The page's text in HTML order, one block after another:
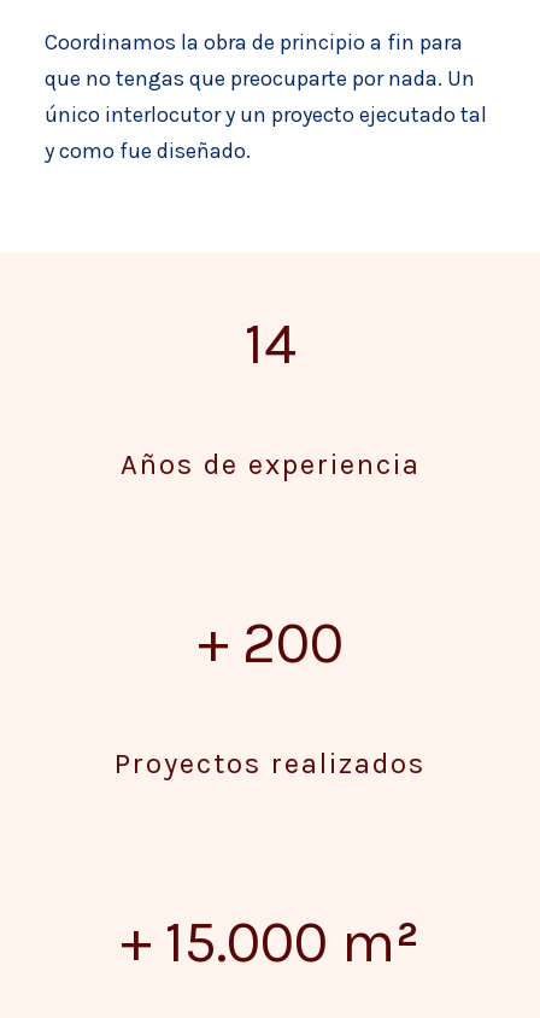
Coordinamos la obra de principio a fin para
que no tengas que preocuparte por nada. Un
único interlocutor y un proyecto ejecutado tal
y como fue diseñado.
14
Años de experiencia
+ 200
Proyectos realizados
+ 15.000 m²